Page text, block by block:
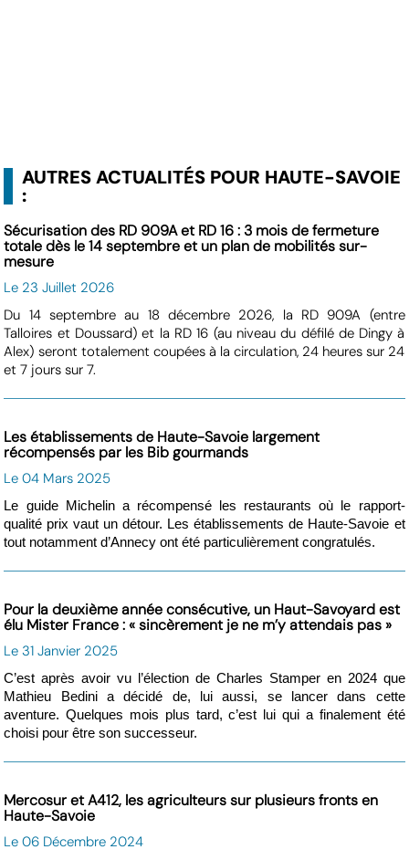
AUTRES ACTUALITÉS POUR HAUTE-SAVOIE
:
Sécurisation des RD 909A et RD 16 : 3 mois de fermeture
totale dès le 14 septembre et un plan de mobilités sur-
mesure
Le 23 Juillet 2026
Du 14 septembre au 18 décembre 2026, la RD 909A (entre
Talloires et Doussard) et la RD 16 (au niveau du défilé de Dingy à
Alex) seront totalement coupées à la circulation, 24 heures sur 24
et 7 jours sur 7.
Les établissements de Haute-Savoie largement
récompensés par les Bib gourmands
Le 04 Mars 2025
Le guide Michelin a récompensé les restaurants où le rapport-
qualité prix vaut un détour. Les établissements de Haute-Savoie et
tout notamment d’Annecy ont été particulièrement congratulés.
Pour la deuxième année consécutive, un Haut-Savoyard est
élu Mister France : « sincèrement je ne m’y attendais pas »
Le 31 Janvier 2025
C’est après avoir vu l’élection de Charles Stamper en 2024 que
Mathieu Bedini a décidé de, lui aussi, se lancer dans cette
aventure. Quelques mois plus tard, c’est lui qui a finalement été
choisi pour être son successeur.
Mercosur et A412, les agriculteurs sur plusieurs fronts en
Haute-Savoie
Le 06 Décembre 2024